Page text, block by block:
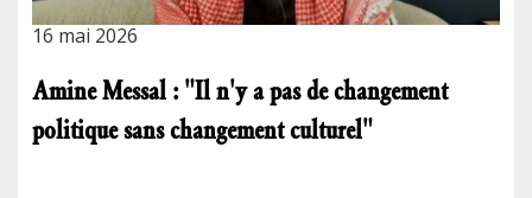
16 mai 2026
Amine Messal : "Il n'y a pas de changement
politique sans changement culturel"